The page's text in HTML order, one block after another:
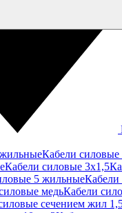
Кабели
Кабели силовые 3х1,5
5 жильныеКабели
медьКабели
сечением жил